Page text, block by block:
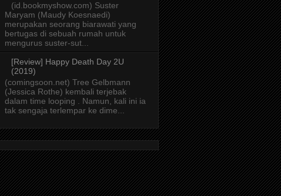
(id.bookmyshow.com) Suster
Maryam (Maudy Koesnaedi)
merupakan seorang biarawati yang
bertugas di sebuah rumah untuk
mengurus suster-sut...
[Review] Happy Death Day 2U
(2019)
(comingsoon.net) Tree Gelbmann
(Jessica Rothe) kembali terjebak
dalam time looping . Namun, kali ini ia
tak sengaja terlempar ke dime...